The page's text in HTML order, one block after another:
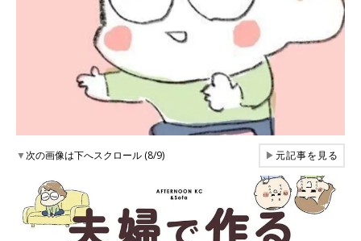
▼次の画像は下へスクロール (8/9) ▶元記事を見る